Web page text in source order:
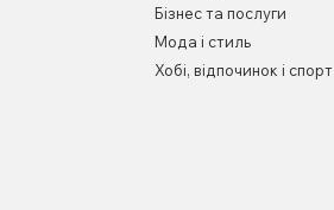
Бізнес та послуги
Мода і стиль
Хобі, відпочинок і спорт